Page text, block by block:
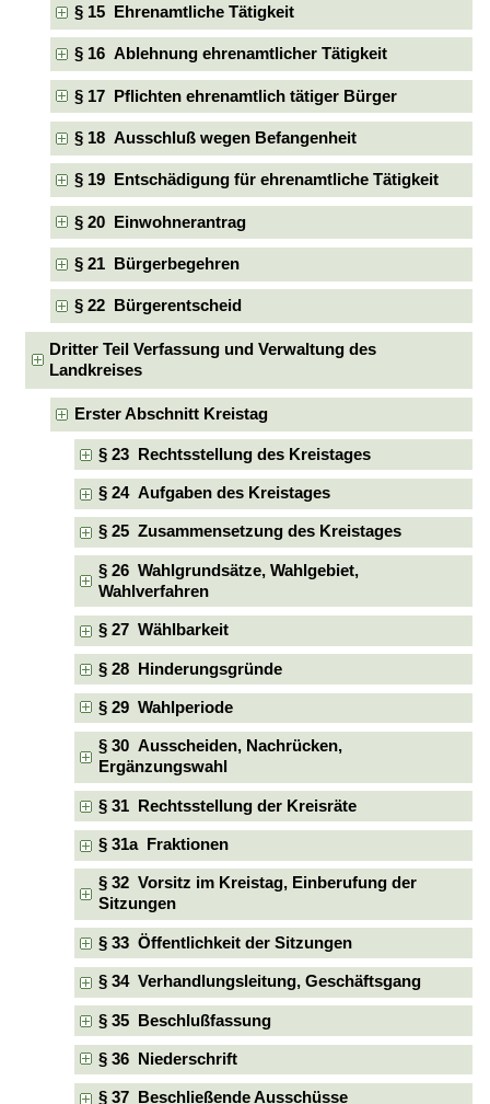
§ 15 Ehrenamtliche Tätigkeit
§ 16 Ablehnung ehrenamtlicher Tätigkeit
§ 17 Pflichten ehrenamtlich tätiger Bürger
§ 18 Ausschluß wegen Befangenheit
§ 19 Entschädigung für ehrenamtliche Tätigkeit
§ 20 Einwohnerantrag
§ 21 Bürgerbegehren
§ 22 Bürgerentscheid
Dritter Teil Verfassung und Verwaltung des
Landkreises
Erster Abschnitt Kreistag
§ 23 Rechtsstellung des Kreistages
§ 24 Aufgaben des Kreistages
§ 25 Zusammensetzung des Kreistages
§ 26 Wahlgrundsätze, Wahlgebiet,
Wahlverfahren
§ 27 Wählbarkeit
§ 28 Hinderungsgründe
§ 29 Wahlperiode
§ 30 Ausscheiden, Nachrücken,
Ergänzungswahl
§ 31 Rechtsstellung der Kreisräte
§ 31a Fraktionen
§ 32 Vorsitz im Kreistag, Einberufung der
Sitzungen
§ 33 Öffentlichkeit der Sitzungen
§ 34 Verhandlungsleitung, Geschäftsgang
§ 35 Beschlußfassung
§ 36 Niederschrift
§ 37 Beschließende Ausschüsse